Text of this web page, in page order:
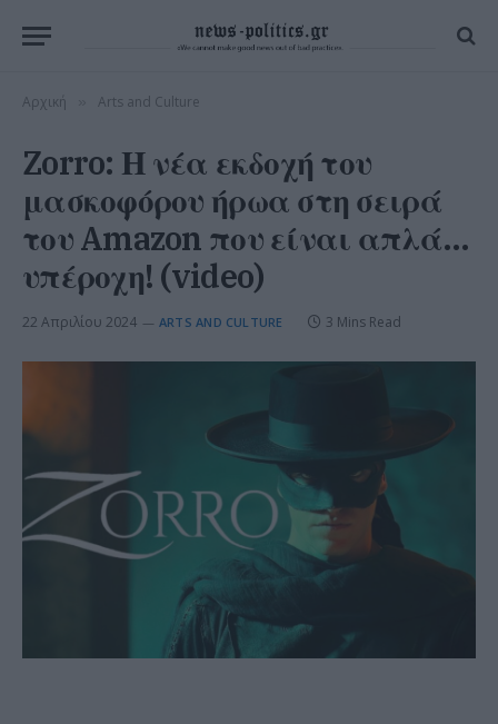
Αρχική Arts and Culture
Zorro: Η νέα εκδοχή του
μασκοφόρου ήρωα στη σειρά
του Amazon που είναι απλά…
υπέροχη! (video)
22 Απριλίου 2024 ARTS AND CULTURE 3 Mins Read